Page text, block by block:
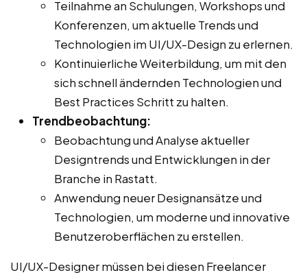
Teilnahme an Schulungen, Workshops und
Konferenzen, um aktuelle Trends und
Technologien im UI/UX-Design zu erlernen.
Kontinuierliche Weiterbildung, um mit den
sich schnell ändernden Technologien und
Best Practices Schritt zu halten.
Trendbeobachtung:
Beobachtung und Analyse aktueller
Designtrends und Entwicklungen in der
Branche in Rastatt.
Anwendung neuer Designansätze und
Technologien, um moderne und innovative
Benutzeroberflächen zu erstellen.
UI/UX-Designer müssen bei diesen Freelancer